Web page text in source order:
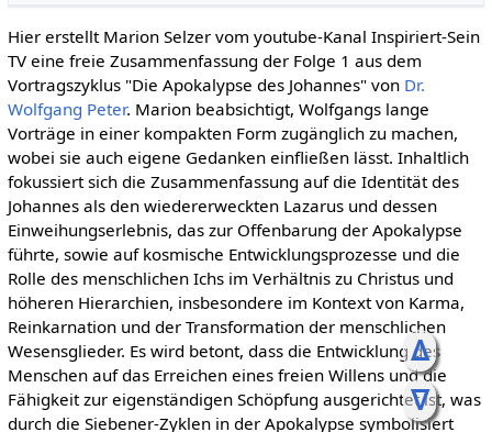
ᐃ
ᐁ
Hier erstellt Marion Selzer vom youtube-Kanal Inspiriert-Sein
TV eine freie Zusammenfassung der Folge 1 aus dem
Vortragszyklus "Die Apokalypse des Johannes" von Dr.
Wolfgang Peter. Marion beabsichtigt, Wolfgangs lange
Vorträge in einer kompakten Form zugänglich zu machen,
wobei sie auch eigene Gedanken einfließen lässt. Inhaltlich
fokussiert sich die Zusammenfassung auf die Identität des
Johannes als den wiedererweckten Lazarus und dessen
Einweihungserlebnis, das zur Offenbarung der Apokalypse
führte, sowie auf kosmische Entwicklungsprozesse und die
Rolle des menschlichen Ichs im Verhältnis zu Christus und
höheren Hierarchien, insbesondere im Kontext von Karma,
Reinkarnation und der Transformation der menschlichen
Wesensglieder. Es wird betont, dass die Entwicklung des
Menschen auf das Erreichen eines freien Willens und die
Fähigkeit zur eigenständigen Schöpfung ausgerichtet ist, was
durch die Siebener-Zyklen in der Apokalypse symbolisiert